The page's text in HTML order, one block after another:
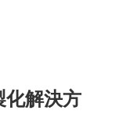
化解決方